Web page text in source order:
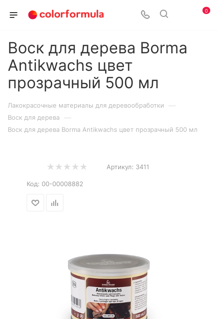
0
Воск для дерева Borma
Antikwachs цвет
прозрачный 500 мл
Лакокрасочные материалы для деревообработки —
Воск для дерева —
Воск для дерева Borma Antikwachs цвет прозрачный 500 мл
Артикул: 3411
Код: 00-00008882